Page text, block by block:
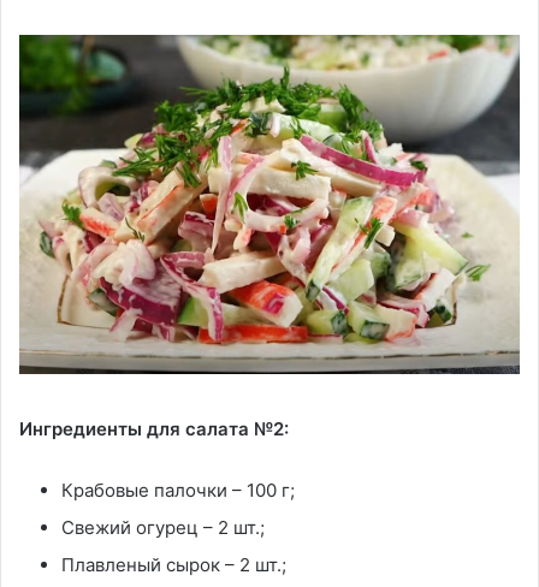
Ингредиенты для салата №2:
Крабовые палочки – 100 г;
Свежий огурец – 2 шт.;
Плавленый сырок – 2 шт.;